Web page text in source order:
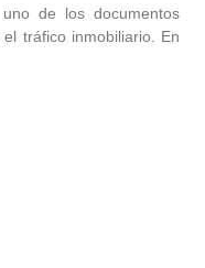
de los documentos
tráfico inmobiliario. En